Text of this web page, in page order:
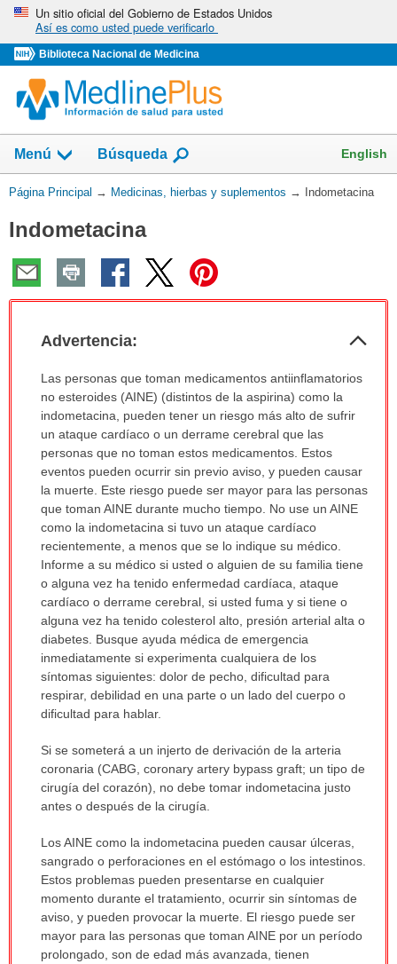
Omita
vaya
al
Contenido
Un sitio oficial del Gobierno de Estados Unidos
Así es como usted puede verificarlo
Biblioteca Nacional de Medicina
Menú
Mostrar
campo
de
Búsqueda English
Usted
aquí:
Página Principal → Medicinas, hierbas y suplementos → Indometacina
Indometacina
Advertencia:
Advertencia:
sido
extendido.
Las personas que toman medicamentos antiinflamatorios
no esteroides (AINE) (distintos de la aspirina) como la
indometacina, pueden tener un riesgo más alto de sufrir
un ataque cardíaco o un derrame cerebral que las
personas que no toman estos medicamentos. Estos
eventos pueden ocurrir sin previo aviso, y pueden causar
la muerte. Este riesgo puede ser mayor para las personas
que toman AINE durante mucho tiempo. No use un AINE
como la indometacina si tuvo un ataque cardíaco
recientemente, a menos que se lo indique su médico.
Informe a su médico si usted o alguien de su familia tiene
o alguna vez ha tenido enfermedad cardíaca, ataque
cardíaco o derrame cerebral, si usted fuma y si tiene o
alguna vez ha tenido colesterol alto, presión arterial alta o
diabetes. Busque ayuda médica de emergencia
inmediatamente si experimenta cualquiera de los
síntomas siguientes: dolor de pecho, dificultad para
respirar, debilidad en una parte o un lado del cuerpo o
dificultad para hablar.
Si se someterá a un injerto de derivación de la arteria
coronaria (CABG, coronary artery bypass graft; un tipo de
cirugía del corazón), no debe tomar indometacina justo
antes o después de la cirugía.
Los AINE como la indometacina pueden causar úlceras,
sangrado o perforaciones en el estómago o los intestinos.
Estos problemas pueden presentarse en cualquier
momento durante el tratamiento, ocurrir sin síntomas de
aviso, y pueden provocar la muerte. El riesgo puede ser
mayor para las personas que toman AINE por un período
prolongado, son de edad más avanzada, tienen